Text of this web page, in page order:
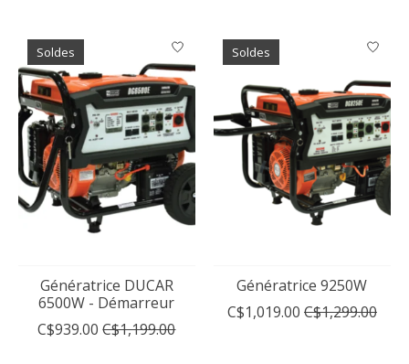
Soldes
Génératrice DUCAR
6500W - Démarreur
C$939.00 C$1,199.00
Soldes
Génératrice 9250W
C$1,019.00 C$1,299.00